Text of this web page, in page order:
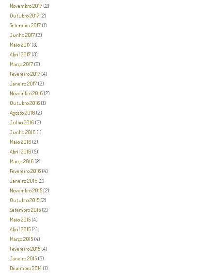
Novembro 2017 (2)
Outubro 2017 (2)
Setembro 2017 (1)
Junho 2017 (3)
Maio 2017 (3)
Abril 2017 (3)
Março 2017 (2)
Fevereiro 2017 (4)
Janeiro 2017 (2)
Novembro 2016 (2)
Outubro 2016 (1)
Agosto 2016 (2)
Julho 2016 (2)
Junho 2016 (1)
Maio 2016 (2)
Abril 2016 (5)
Março 2016 (2)
Fevereiro 2016 (4)
Janeiro 2016 (2)
Novembro 2015 (2)
Outubro 2015 (2)
Setembro 2015 (2)
Maio 2015 (4)
Abril 2015 (4)
Março 2015 (4)
Fevereiro 2015 (4)
Janeiro 2015 (3)
Dezembro 2014 (1)